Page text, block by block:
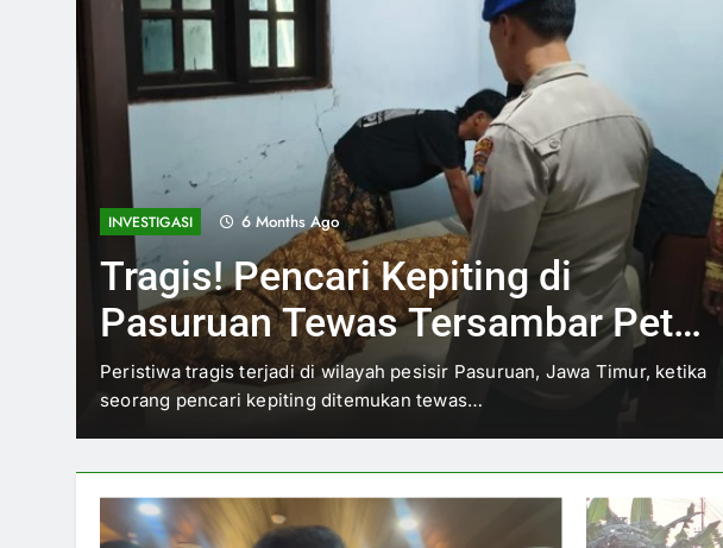
NASIONAL 4 Months Ago
Solusi Wamendagri Bima Arya
untuk Cegah OTT Kepala Daerah
Berulangnya operasi tangkap tangan (OTT) kepala daerah membuat Wakil
Menteri Dalam Negeri Bima Arya menegaskan…